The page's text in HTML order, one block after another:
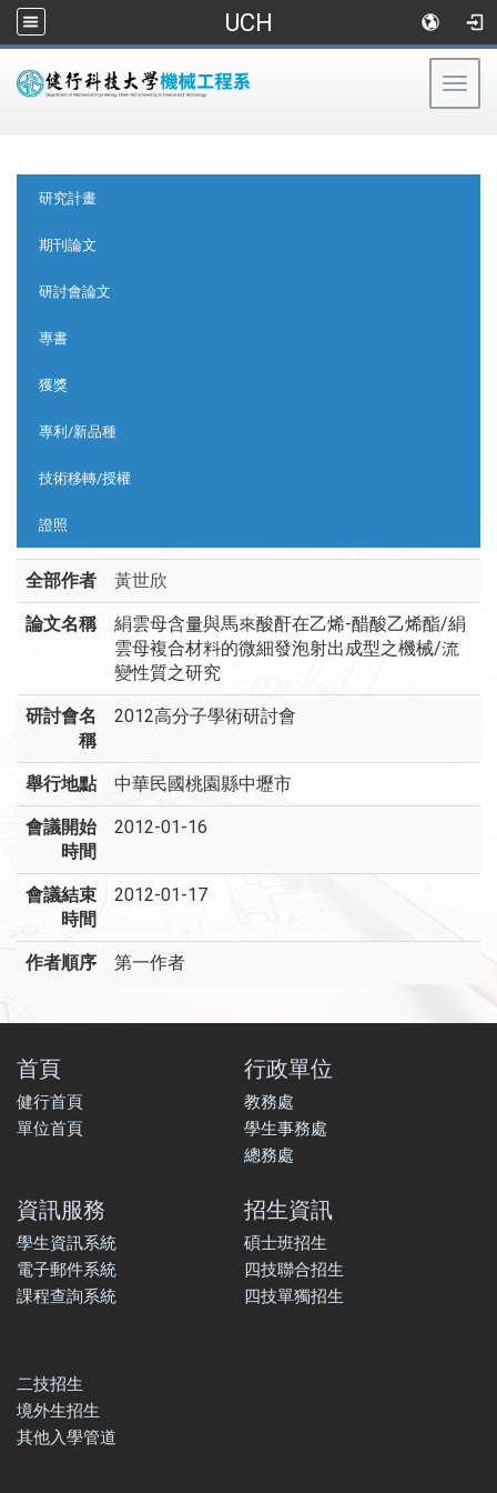
UCH
研究計畫
期刊論文
研討會論文
專書
獲獎
專利/新品種
技術移轉/授權
證照
全部作者 黃世欣
論文名稱
絹雲母含量與馬來酸酐在乙烯-醋酸乙烯酯/絹
雲母複合材料的微細發泡射出成型之機械/流
變性質之研究
研討會名
稱
2012高分子學術研討會
舉行地點 中華民國桃園縣中壢市
會議開始
時間
2012-01-16
會議結束
時間
2012-01-17
作者順序 第一作者
首頁
健行首頁
單位首頁
行政單位
教務處
學生事務處
總務處
資訊服務
學生資訊系統
電子郵件系統
課程查詢系統
招生資訊
碩士班招生
四技聯合招生
四技單獨招生
二技招生
境外生招生
其他入學管道